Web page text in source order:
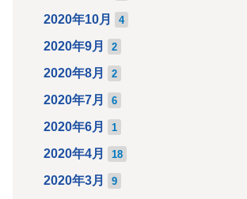
2020年10月 4
2020年9月 2
2020年8月 2
2020年7月 6
2020年6月 1
2020年4月 18
2020年3月 9